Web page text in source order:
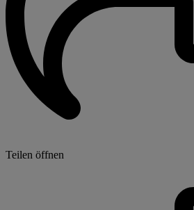
Teilen öffnen